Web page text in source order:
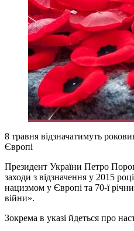
8 травня відзначатимуть
Європі
Президент України Петро
заходи з відзначення у 2015
нацизмом у Європі та 70-ї
війни».
Зокрема в указі йдеться про